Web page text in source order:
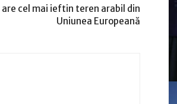
are cel mai ieftin teren arabil din
Uniunea Europeană